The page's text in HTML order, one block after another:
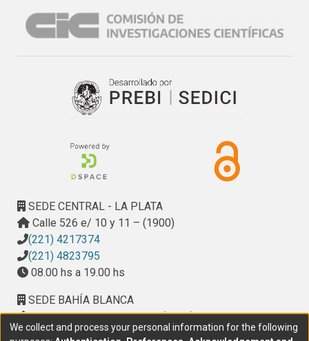
de la secuencia o estudiar la diversidad de familias de
virus que aún no han sido exploradas in extenso. El
actualidad para la detección de virus. La versatilidad de las
mismas nos permitirá su aplicación para al estudio de
infección respiratoria aguda, en la vigilancia de síndrome
dengue, o en el análisis de cuasiespecies de
paramyxovirus en distintas poblaciones pediátricas.
SEDE CENTRAL - LA PLATA
Calle 526 e/ 10 y 11 – (1900)
(221) 4217374
(221) 4823795
08.00 hs a 19.00 hs
SEDE BAHÍA BLANCA
Calle Ciudad de Cali 320 – (8000). Universidad
Provincial del Sudoeste (UPSO)
We collect and process your personal information for the following